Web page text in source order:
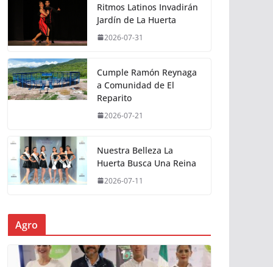
Ritmos Latinos Invadirán
Jardín de La Huerta
2026-07-31
Cumple Ramón Reynaga
a Comunidad de El
Reparito
2026-07-21
Nuestra Belleza La
Huerta Busca Una Reina
2026-07-11
Agro